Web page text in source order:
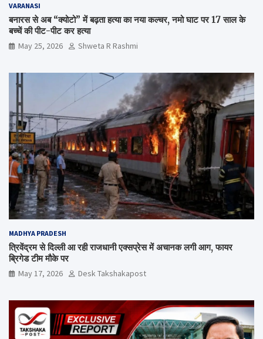
VARANASI
बनारस से अब “क्योटो” में बढ़ता हत्या का नया कल्चर, नमो घाट पर 17 साल के
बच्चें की पीट-पीट कर हत्या
May 25, 2026 Shweta R Rashmi
MADHYA PRADESH
त्रिवेंद्रम से दिल्ली आ रही राजधानी एक्सप्रेस में अचानक लगी आग, फायर
ब्रिगेड टीम मौके पर
May 17, 2026 Desk Takshakapost